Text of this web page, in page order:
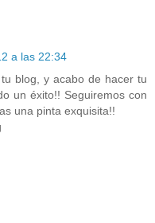
a las 22:34
blog, y acabo de hacer tu
un éxito!! Seguiremos con
una pinta exquisita!!